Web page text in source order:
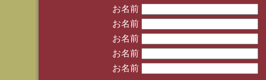
お名前
お名前
お名前
お名前
お名前